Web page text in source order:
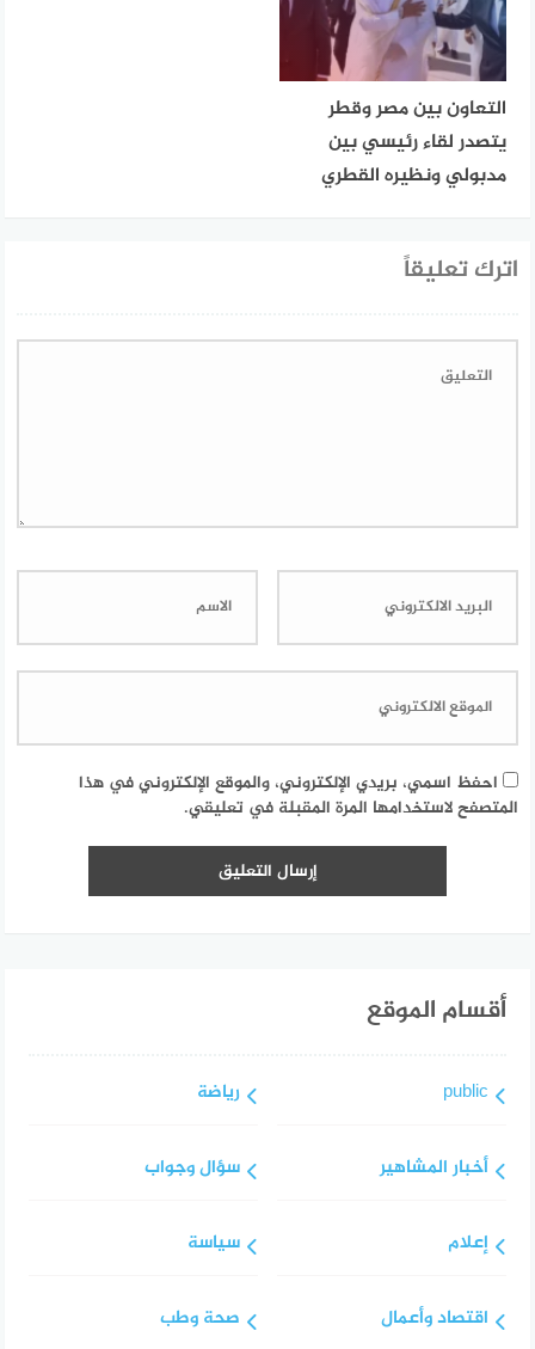
التعاون بين مصر وقطر
يتصدر لقاء رئيسي بين
مدبولي ونظيره القطري
اترك تعليقاً
احفظ اسمي، بريدي الإلكتروني، والموقع الإلكتروني في هذا
المتصفح لاستخدامها المرة المقبلة في تعليقي.
أقسام الموقع
public
أخبار المشاهير
إعلام
اقتصاد وأعمال
رياضة
سؤال وجواب
سياسة
صحة وطب